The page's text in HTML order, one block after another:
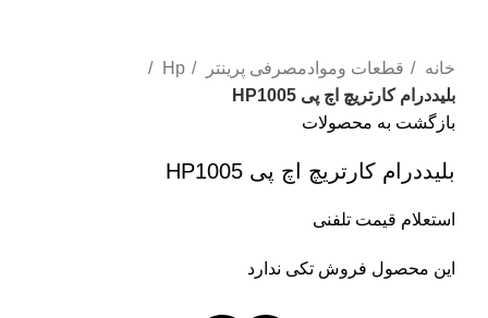
خانه
قطعات وموادمصرفی پرینتر
Hp
بلیددرام کارتریچ اچ پی HP1005
بازگشت به محصولات
بلیددرام کارتریچ اچ پی HP1005
استعلام قیمت تلفنی
این محصول فروش تکی ندارد